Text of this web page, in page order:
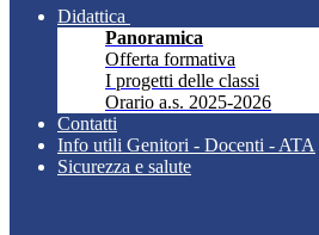
Didattica
Panoramica
Offerta formativa
I progetti delle classi
Orario a.s. 2025-2026
Contatti
Info utili Genitori - Docenti - ATA
Sicurezza e salute